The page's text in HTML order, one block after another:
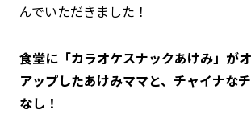
んでいただきました！
食堂に「カラオケスナックあけみ」が
アップしたあけみママと、チャイナな
なし！